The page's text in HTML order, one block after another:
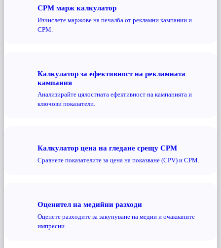
CPM марж калкулатор
Изчислете маржове на печалба от рекламни кампании и
CPM.
Калкулатор за ефективност на рекламната
кампания
Анализирайте цялостната ефективност на кампанията и
ключови показатели.
Калкулатор цена на гледане срещу CPM
Сравнете показателите за цена на показване (CPV) и CPM.
Оценител на медийни разходи
Оценете разходите за закупуване на медии и очакваните
импресии.